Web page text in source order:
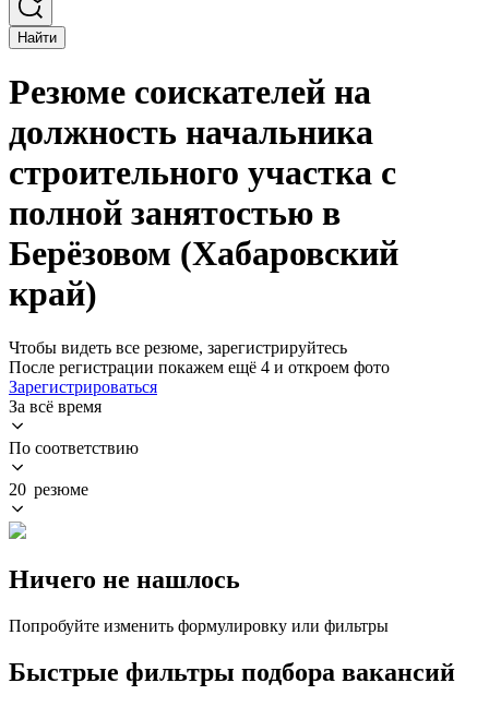
Найти
Резюме соискателей на
должность начальника
строительного участка с
полной занятостью в
Берёзовом (Хабаровский
край)
Чтобы видеть все резюме, зарегистрируйтесь
После регистрации покажем ещё 4 и откроем фото
Зарегистрироваться
За всё время
По соответствию
20 резюме
Ничего не нашлось
Попробуйте изменить формулировку или фильтры
Быстрые фильтры подбора вакансий